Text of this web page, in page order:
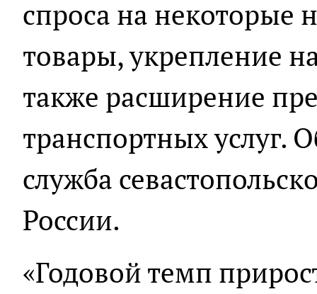
спроса на некоторые
товары, укрепление
также расширение
транспортных услуг.
служба
России.
«Годовой темп